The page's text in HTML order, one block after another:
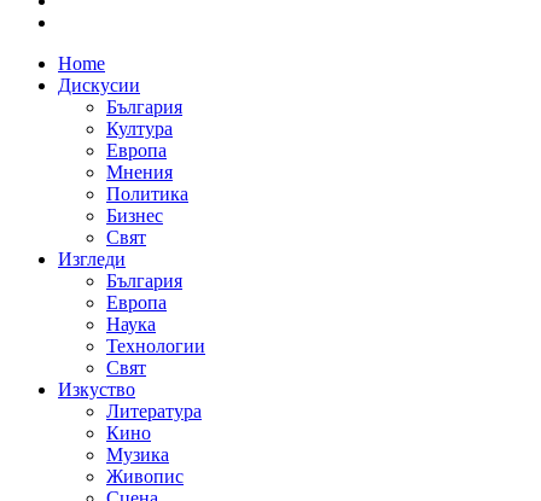
Home
Дискусии
България
Култура
Европа
Мнения
Политика
Бизнес
Свят
Изгледи
България
Европа
Наука
Технологии
Свят
Изкуство
Литература
Кино
Музика
Живопис